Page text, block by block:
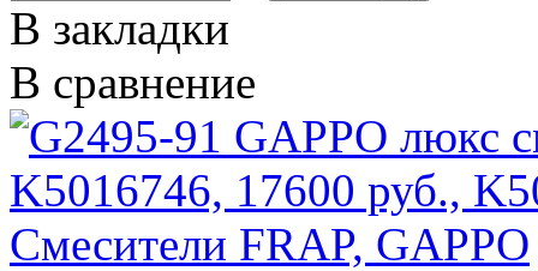
В закладки
В сравнение